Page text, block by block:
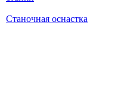
Станочная оснастка